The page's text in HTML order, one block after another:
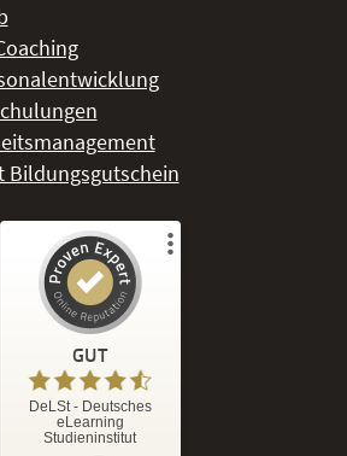
Bildungsgutschein
GUT
DeLSt - Deutsches
eLearning
Studieninstitut
und Erfahrungen zu
Deutsches eLearning Studieninstitut
ProvenExpert.com